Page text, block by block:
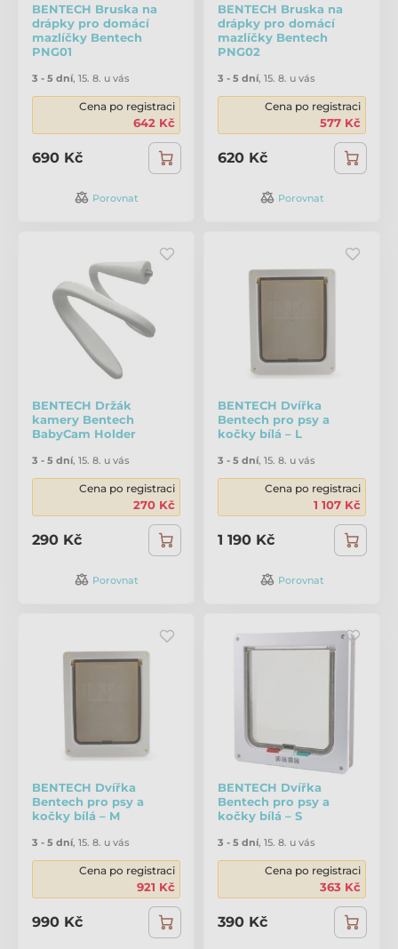
BENTECH Bruska na
drápky pro domácí
mazlíčky Bentech
PNG01
3 - 5 dní, 15. 8. u vás
Cena po registraci
642 Kč
690 Kč
Porovnat
BENTECH Bruska na
drápky pro domácí
mazlíčky Bentech
PNG02
3 - 5 dní, 15. 8. u vás
Cena po registraci
577 Kč
620 Kč
Porovnat
BENTECH Držák
kamery Bentech
BabyCam Holder
3 - 5 dní, 15. 8. u vás
Cena po registraci
270 Kč
290 Kč
Porovnat
BENTECH Dvířka
Bentech pro psy a
kočky bílá – L
3 - 5 dní, 15. 8. u vás
Cena po registraci
1 107 Kč
1 190 Kč
Porovnat
BENTECH Dvířka
Bentech pro psy a
kočky bílá – M
3 - 5 dní, 15. 8. u vás
Cena po registraci
921 Kč
990 Kč
BENTECH Dvířka
Bentech pro psy a
kočky bílá – S
3 - 5 dní, 15. 8. u vás
Cena po registraci
363 Kč
390 Kč